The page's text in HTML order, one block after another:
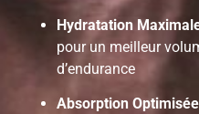
Hydratation
pour un meilleur
d’endurance
Absorption Optimisée